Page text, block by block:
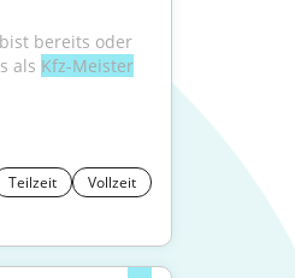
bereits oder
als Kfz-Meister
Teilzeit Vollzeit